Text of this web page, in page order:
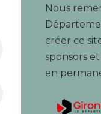
Nous
créer ce
sponsors
en